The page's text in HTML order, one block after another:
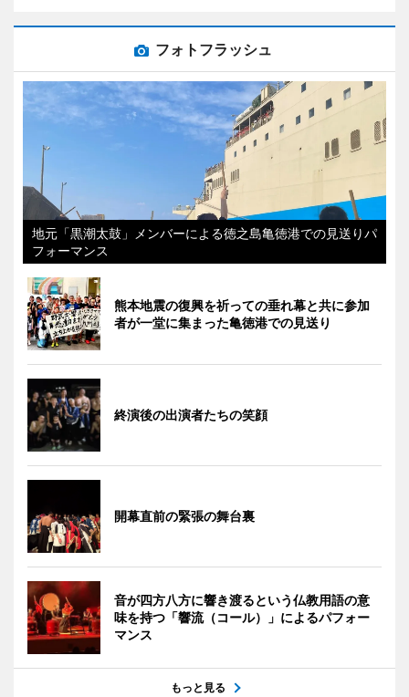
フォトフラッシュ
地元「黒潮太鼓」メンバーによる徳之島亀徳港での見送りパ
フォーマンス
熊本地震の復興を祈っての垂れ幕と共に参加
者が一堂に集まった亀徳港での見送り
終演後の出演者たちの笑顔
開幕直前の緊張の舞台裏
音が四方八方に響き渡るという仏教用語の意
味を持つ「響流（コール）」によるパフォー
マンス
もっと見る